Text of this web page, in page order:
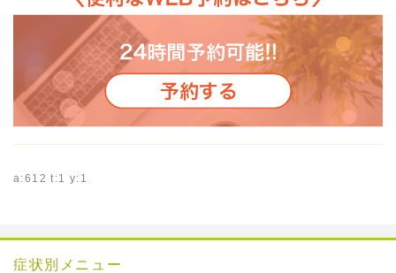
a:612 t:1 y:1
症状別メニュー